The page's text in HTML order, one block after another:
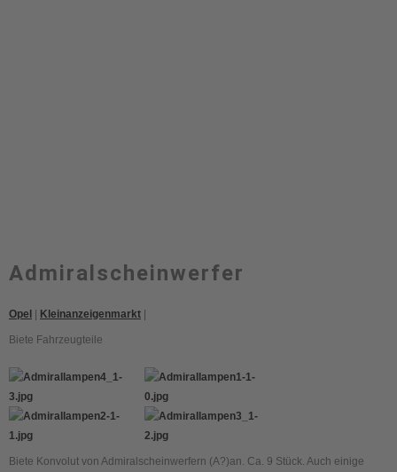
Admiralscheinwerfer
Opel Kleinanzeigenmarkt
Biete Fahrzeugteile
Biete Konvolut von Admiralscheinwerfern (A?)an. Ca. 9 Stück. Auch einige